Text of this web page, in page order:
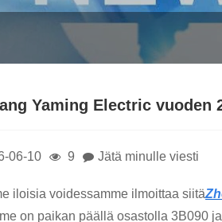
Yaming Electric vuoden
06-10 9 Jätä minulle viesti
iloisia voidessamme ilmoittaa siitä
on paikan päällä osastolla 3B090